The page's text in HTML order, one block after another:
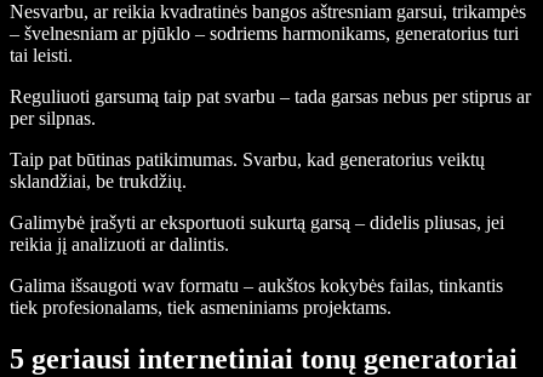
Nesvarbu, ar reikia kvadratinės bangos aštresniam garsui, trikampės
– švelnesniam ar pjūklo – sodriems harmonikams, generatorius turi
tai leisti.
Reguliuoti garsumą taip pat svarbu – tada garsas nebus per stiprus ar
per silpnas.
Taip pat būtinas patikimumas. Svarbu, kad generatorius veiktų
sklandžiai, be trukdžių.
Galimybė įrašyti ar eksportuoti sukurtą garsą – didelis pliusas, jei
reikia jį analizuoti ar dalintis.
Galima išsaugoti wav formatu – aukštos kokybės failas, tinkantis
tiek profesionalams, tiek asmeniniams projektams.
5 geriausi internetiniai tonų generatoriai